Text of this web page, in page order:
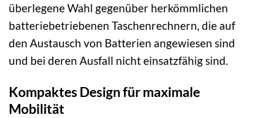
überlegene Wahl gegenüber herkömmlichen
batteriebetriebenen Taschenrechnern, die auf
den Austausch von Batterien angewiesen sind
und bei deren Ausfall nicht einsatzfähig sind.
Kompaktes Design für maximale
Mobilität